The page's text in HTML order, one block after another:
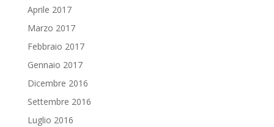
Aprile 2017
Marzo 2017
Febbraio 2017
Gennaio 2017
Dicembre 2016
Settembre 2016
Luglio 2016